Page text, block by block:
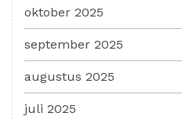
oktober 2025
september 2025
augustus 2025
juli 2025